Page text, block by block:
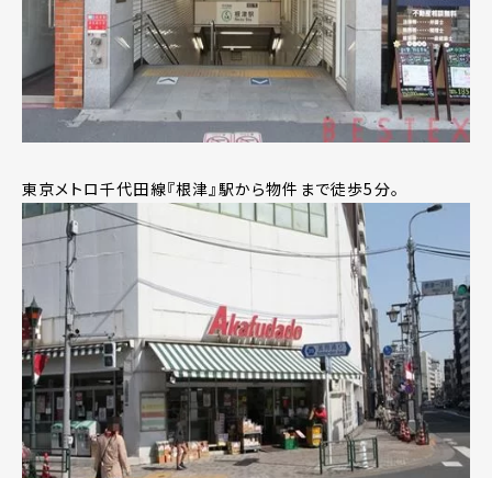
東京メトロ千代田線『根津』駅から物件まで徒歩5分。